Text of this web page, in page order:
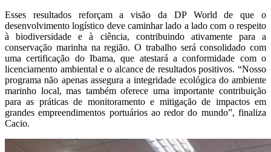
Esses resultados reforçam a visão da DP World de que o
desenvolvimento logístico deve caminhar lado a lado com o respeito
à biodiversidade e à ciência, contribuindo ativamente para a
conservação marinha na região. O trabalho será consolidado com
uma certificação do Ibama, que atestará a conformidade com o
licenciamento ambiental e o alcance de resultados positivos. “Nosso
programa não apenas assegura a integridade ecológica do ambiente
marinho local, mas também oferece uma importante contribuição
para as práticas de monitoramento e mitigação de impactos em
grandes empreendimentos portuários ao redor do mundo”, finaliza
Cacio.